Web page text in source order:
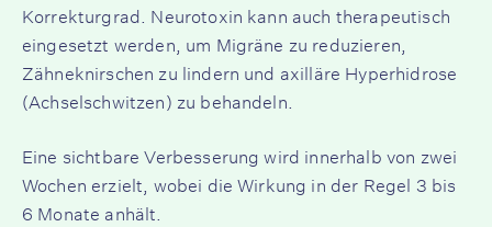
Korrekturgrad. Neurotoxin kann auch therapeutisch
eingesetzt werden, um Migräne zu reduzieren,
Zähneknirschen zu lindern und axilläre Hyperhidrose
(Achselschwitzen) zu behandeln.
Eine sichtbare Verbesserung wird innerhalb von zwei
Wochen erzielt, wobei die Wirkung in der Regel 3 bis
6 Monate anhält.